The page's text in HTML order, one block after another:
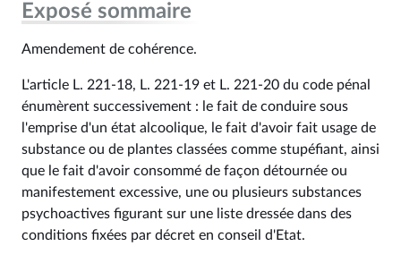
Exposé sommaire
Amendement de cohérence.
L'article L. 221-18, L. 221-19 et L. 221-20 du code pénal
énumèrent successivement : le fait de conduire sous
l'emprise d'un état alcoolique, le fait d'avoir fait usage de
substance ou de plantes classées comme stupéfiant, ainsi
que le fait d'avoir consommé de façon détournée ou
manifestement excessive, une ou plusieurs substances
psychoactives figurant sur une liste dressée dans des
conditions fixées par décret en conseil d'Etat.